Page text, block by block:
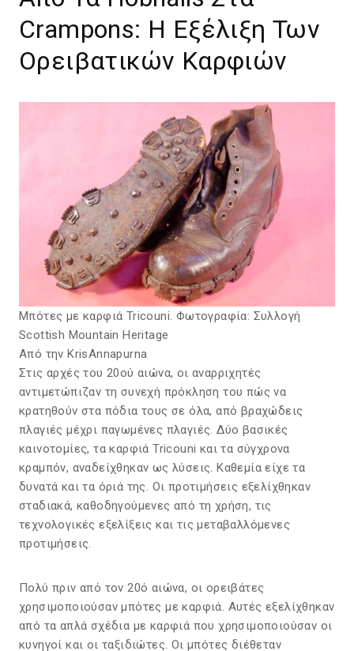
Crampons: Η Εξέλιξη Των
Ορειβατικών Καρφιών
Μπότες με καρφιά Tricouni. Φωτογραφία: Συλλογή
Scottish Mountain Heritage
Από τηνKrisAnnapurna
Στις αρχές του 20ού αιώνα, οι αναρριχητές
αντιμετώπιζαν τη συνεχή πρόκληση του πώς να
κρατηθούν στα πόδια τους σε όλα, από βραχώδεις
πλαγιές μέχρι παγωμένες πλαγιές. Δύο βασικές
καινοτομίες, τα καρφιά Tricouni και τα σύγχρονα
κραμπόν, αναδείχθηκαν ως λύσεις. Καθεμία είχε τα
δυνατά και τα όριά της. Οι προτιμήσεις εξελίχθηκαν
σταδιακά, καθοδηγούμενες από τη χρήση, τις
τεχνολογικές εξελίξεις και τις μεταβαλλόμενες
προτιμήσεις.
Πολύ πριν από τον 20ό αιώνα, οι ορειβάτες
χρησιμοποιούσαν μπότες με καρφιά. Αυτές εξελίχθηκαν
από τα απλά σχέδια με καρφιά που χρησιμοποιούσαν οι
κυνηγοί και οι ταξιδιώτες. Οι μπότες διέθεταν